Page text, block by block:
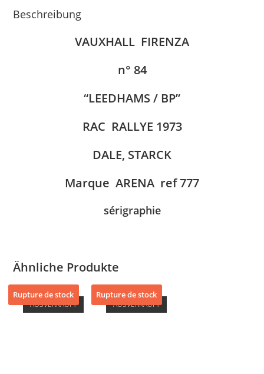
Beschreibung
VAUXHALL FIRENZA
n° 84
“LEEDHAMS / BP”
RAC RALLYE 1973
DALE, STARCK
Marque ARENA ref 777
sérigraphie
Ähnliche Produkte
Rupture de stock
AUSVERKAUFT
Rupture de stock
AUSVERKAUFT